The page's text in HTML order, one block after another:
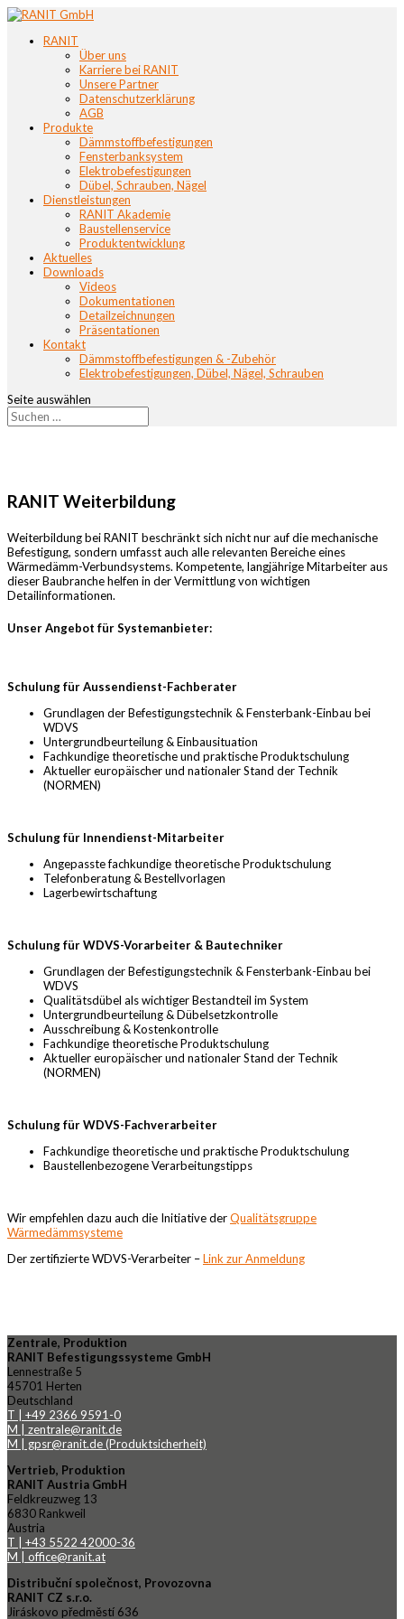
RANIT
Über uns
Karriere bei RANIT
Unsere Partner
Datenschutzerklärung
AGB
Produkte
Dämmstoffbefestigungen
Fensterbanksystem
Elektrobefestigungen
Dübel, Schrauben, Nägel
Dienstleistungen
RANIT Akademie
Baustellenservice
Produktentwicklung
Aktuelles
Downloads
Videos
Dokumentationen
Detailzeichnungen
Präsentationen
Kontakt
Dämmstoffbefestigungen & -Zubehör
Elektrobefestigungen, Dübel, Nägel, Schrauben
Seite auswählen
RANIT Weiterbildung
Weiterbildung bei RANIT beschränkt sich nicht nur auf die mechanische
Befestigung, sondern umfasst auch alle relevanten Bereiche eines
Wärmedämm-Verbundsystems. Kompetente, langjährige Mitarbeiter aus
dieser Baubranche helfen in der Vermittlung von wichtigen
Detailinformationen.
Unser Angebot für Systemanbieter:
Schulung für Aussendienst-Fachberater
Grundlagen der Befestigungstechnik & Fensterbank-Einbau bei
WDVS
Untergrundbeurteilung & Einbausituation
Fachkundige theoretische und praktische Produktschulung
Aktueller europäischer und nationaler Stand der Technik
(NORMEN)
Schulung für Innendienst-Mitarbeiter
Angepasste fachkundige theoretische Produktschulung
Telefonberatung & Bestellvorlagen
Lagerbewirtschaftung
Schulung für WDVS-Vorarbeiter & Bautechniker
Grundlagen der Befestigungstechnik & Fensterbank-Einbau bei
WDVS
Qualitätsdübel als wichtiger Bestandteil im System
Untergrundbeurteilung & Dübelsetzkontrolle
Ausschreibung & Kostenkontrolle
Fachkundige theoretische Produktschulung
Aktueller europäischer und nationaler Stand der Technik
(NORMEN)
Schulung für WDVS-Fachverarbeiter
Fachkundige theoretische und praktische Produktschulung
Baustellenbezogene Verarbeitungstipps
Wir empfehlen dazu auch die Initiative derQualitätsgruppe
Wärmedämmsysteme
Der zertifizierte WDVS-Verarbeiter –Link zur Anmeldung
Zentrale, Produktion
RANIT Befestigungssysteme GmbH
Lennestraße 5
45701 Herten
Deutschland
T | +49 2366 9591-0
M | zentrale@ranit.de
M | gpsr@ranit.de (Produktsicherheit)
Vertrieb, Produktion
RANIT Austria GmbH
Feldkreuzweg 13
6830 Rankweil
Austria
T | +43 5522 42000-36
M | office@ranit.at
Distribuční společnost, Provozovna
RANIT CZ s.r.o.
Jiráskovo předměstí 636